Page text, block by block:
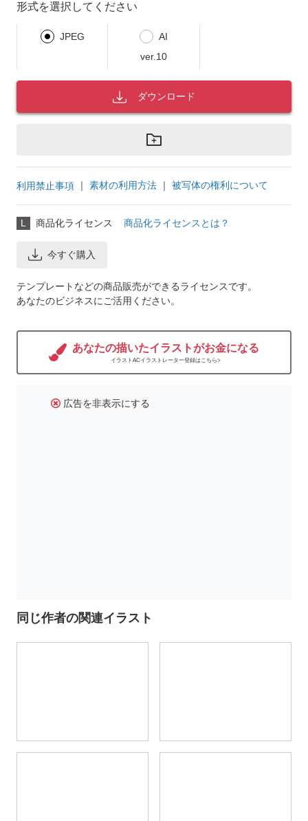
形式を選択してください
JPEG
AI
ver.10
ダウンロード
利用禁止事項 ｜ 素材の利用方法 ｜ 被写体の権利について
L 商品化ライセンス 商品化ライセンスとは？
今すぐ購入
テンプレートなどの商品販売ができるライセンスです。
あなたのビジネスにご活用ください。
あなたの描いたイラストがお金になる
イラストACイラストレーター登録はこちら>
広告を非表示にする
同じ作者の関連イラスト